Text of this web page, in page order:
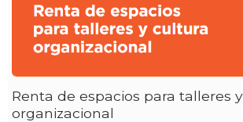
Renta de espacios para talleres
organizacional